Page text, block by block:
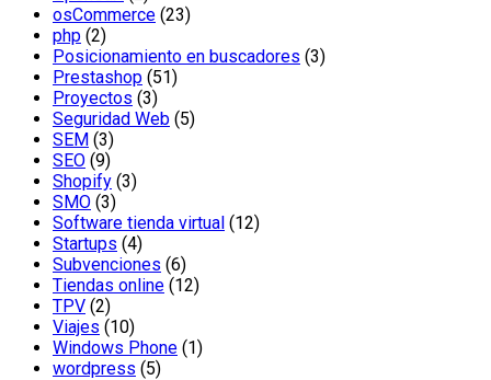
osCommerce (23)
php (2)
Posicionamiento en buscadores (3)
Prestashop (51)
Proyectos (3)
Seguridad Web (5)
SEM (3)
SEO (9)
Shopify (3)
SMO (3)
Software tienda virtual (12)
Startups (4)
Subvenciones (6)
Tiendas online (12)
TPV (2)
Viajes (10)
Windows Phone (1)
wordpress (5)